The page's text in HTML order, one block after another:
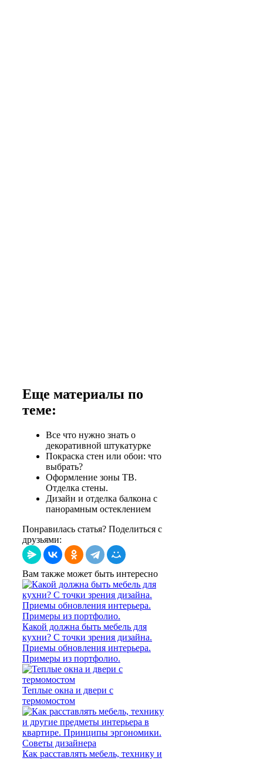
Еще материалы по
теме:
Все что нужно знать о
декоративной штукатурке
Покраска стен или обои: что
выбрать?
Оформление зоны ТВ.
Отделка стены.
Дизайн и отделка балкона с
панорамным остеклением
Понравилась статья? Поделиться с
друзьями:
Вам также может быть интересно
Какой должна быть мебель для
кухни? С точки зрения дизайна.
Приемы обновления интерьера.
Примеры из портфолио.
Теплые окна и двери с
термомостом
Как расставлять мебель, технику и